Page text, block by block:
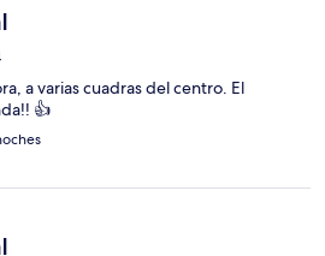
a varias cuadras del centro. El
👍